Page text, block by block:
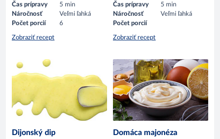
Čas prípravy
5 min
Náročnosť
Veľmi ľahká
Počet porcií
6
Zobraziť recept
Čas prípravy
5 min
Náročnosť
Veľmi ľahká
Počet porcií
Zobraziť recept
Dijonský dip Domáca majonéza